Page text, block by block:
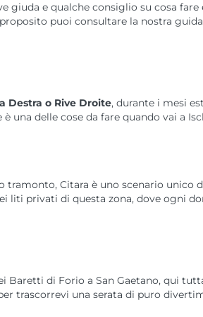
giuda e qualche consiglio su cosa
puoi consultare la nostra
Destra o Rive Droite, durante i mesi
una delle cose da fare quando vai a
tramonto, Citara è uno scenario
liti privati di questa zona, dove ogni
di Forio a San Gaetano, qui
trascorrevi una serata di puro